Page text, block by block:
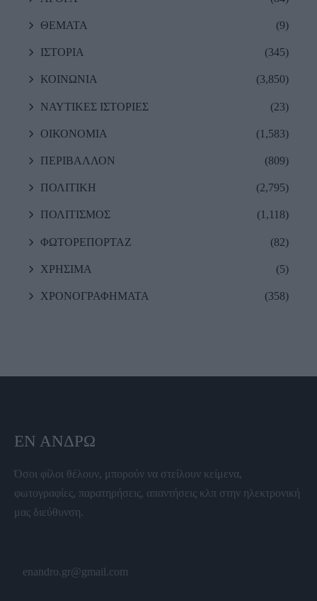
ΘΕΜΑΤΑ (9)
ΙΣΤΟΡΙΑ (345)
ΚΟΙΝΩΝΙΑ (3,850)
ΝΑΥΤΙΚΕΣ ΙΣΤΟΡΙΕΣ (23)
ΟΙΚΟΝΟΜΙΑ (1,583)
ΠΕΡΙΒΑΛΛΟΝ (809)
ΠΟΛΙΤΙΚΗ (2,795)
ΠΟΛΙΤΙΣΜΟΣ (1,118)
ΦΩΤΟΡΕΠΟΡΤΑΖ (82)
ΧΡΗΣΙΜΑ (5)
ΧΡΟΝΟΓΡΑΦΗΜΑΤΑ (358)
ΕΝ ΆΝΔΡΩ
Όσοι φίλοι θέλουν, μπορούν να στείλουν κείμενα,
φωτογραφίες, παρατηρήσεις, απαντήσεις κλπ στην ηλεκτρονική
μας διεύθυνση.
enandro.gr@gmail.com